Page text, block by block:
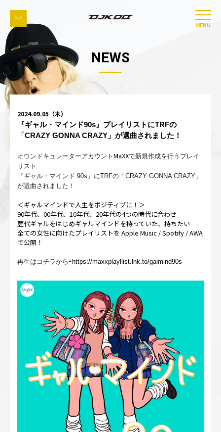
MENU
NEWS
2024.09.05（木）
『ギャル・マインド90s』プレイリストにTRFの
「CRAZY GONNA CRAZY」が選曲されました！
オウンドキュレーターアカウント MaXXで新規作成を行うプレイ
リスト
『ギャル・マインド 90s』にTRFの「CRAZY GONNA CRAZY」
が選曲されました！
＜ギャルマインドで人生をポジティブに！＞
90年代、00年代、10年代、20年代の4つの時代に合わせ
歴代ギャルをはじめギャルマインドを持っていた、持ちたい
全ての女性に向けたプレイリストを Apple Music / Spotify / AWA
で公開！
再生はコチラから⇨ https://maxxplayllist.lnk.to/galmind90s